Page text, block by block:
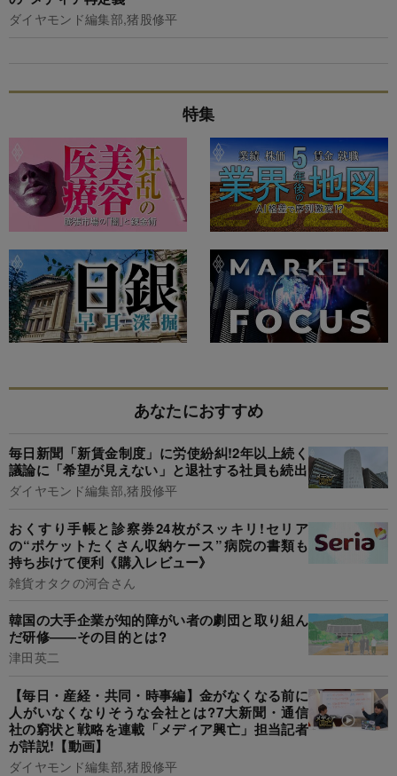
ダイヤモンド編集部,猪股修平
特集
あなたにおすすめ
毎日新聞「新賃金制度」に労使紛糾!2年以上続く
議論に「希望が見えない」と退社する社員も続出
ダイヤモンド編集部,猪股修平
おくすり手帳と診察券24枚がスッキリ!セリア
の“ポケットたくさん収納ケース”病院の書類も
持ち歩けて便利《購入レビュー》
雑貨オタクの河合さん
韓国の大手企業が知的障がい者の劇団と取り組ん
だ研修――その目的とは?
津田英二
【毎日・産経・共同・時事編】金がなくなる前に
人がいなくなりそうな会社とは?7大新聞・通信
社の窮状と戦略を連載「メディア興亡」担当記者
が詳説!【動画】
ダイヤモンド編集部,猪股修平